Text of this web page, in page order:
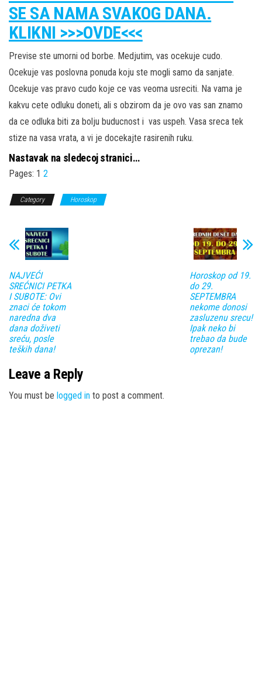
SE SA NAMA SVAKOG DANA.
KLIKNI >>>OVDE<<<
Previse ste umorni od borbe. Medjutim, vas ocekuje cudo.
Ocekuje vas poslovna ponuda koju ste mogli samo da sanjate.
Ocekuje vas pravo cudo koje ce vas veoma usreciti. Na vama je
kakvu cete odluku doneti, ali s obzirom da je ovo vas san znamo
da ce odluka biti za bolju buducnost i vas uspeh. Vasa sreca tek
stize na vasa vrata, a vi je docekajte rasirenih ruku.
Nastavak na sledecoj stranici…
Pages: 1 2
Category Horoskop
NAJVEĆI
SREĆNICI PETKA
I SUBOTE: Ovi
znaci će tokom
naredna dva
dana doživeti
sreću, posle
teških dana!
Horoskop od 19.
do 29.
SEPTEMBRA
nekome donosi
zasluzenu srecu!
Ipak neko bi
trebao da bude
oprezan!
Leave a Reply
You must be logged in to post a comment.